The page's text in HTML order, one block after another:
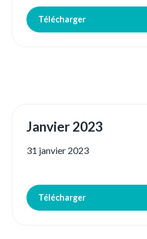
Télécharger
Janvier 2023
31 janvier 2023
Télécharger